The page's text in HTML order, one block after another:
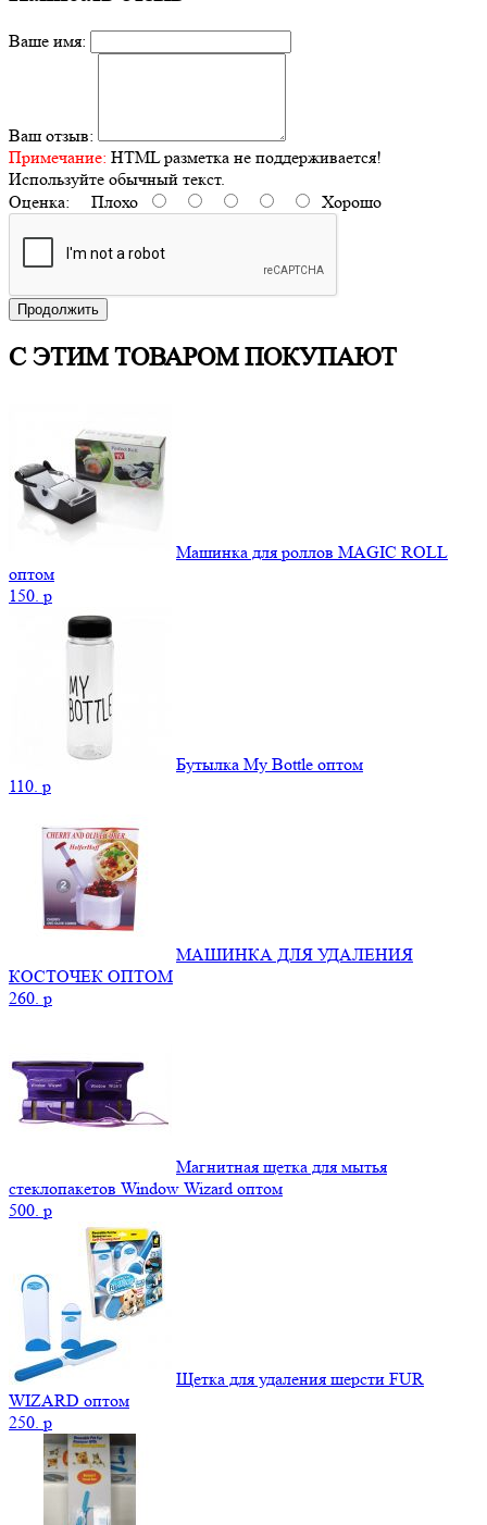
Ваше имя:
Ваш отзыв:
Примечание: HTML разметка не поддерживается!
Используйте обычный текст.
Оценка: Плохо Хорошо
Продолжить
С ЭТИМ ТОВАРОМ ПОКУПАЮТ
Машинка для роллов MAGIC ROLL
оптом
150. p
Бутылка My Bottle оптом
110. p
МАШИНКА ДЛЯ УДАЛЕНИЯ
КОСТОЧЕК ОПТОМ
260. p
Магнитная щетка для мытья
стеклопакетов Window Wizard оптом
500. p
Щетка для удаления шерсти FUR
WIZARD оптом
250. p